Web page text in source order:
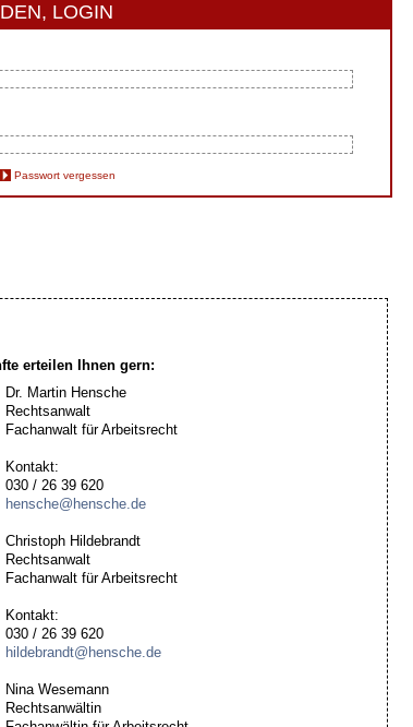
LOGIN
Passwort vergessen
erteilen Ihnen gern:
Dr. Martin Hensche
Rechtsanwalt
Fachanwalt für Arbeitsrecht
Kontakt:
030 / 26 39 620
hensche@hensche.de
Christoph Hildebrandt
Rechtsanwalt
Fachanwalt für Arbeitsrecht
Kontakt:
030 / 26 39 620
hildebrandt@hensche.de
Nina Wesemann
Rechtsanwältin